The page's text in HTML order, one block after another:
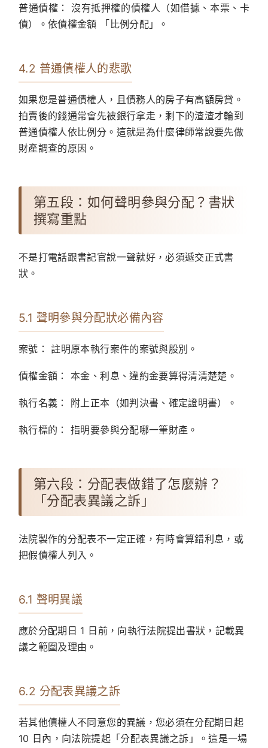
普通債權：
沒有抵押權的債權人（如借據、本票、卡
債）。依債權金額 「比例分配」。
4.2 普通債權人的悲歌
如果您是普通債權人，且債務人的房子有高額房貸。
拍賣後的錢通常會先被銀行拿走，剩下的渣渣才輪到
普通債權人依比例分。這就是為什麼律師常說要先做
財產調查的原因。
第五段：如何聲明參與分配？書狀
撰寫重點
不是打電話跟書記官說一聲就好，必須遞交正式書
狀。
5.1 聲明參與分配狀必備內容
案號： 註明原本執行案件的案號與股別。
債權金額： 本金、利息、違約金要算得清清楚楚。
執行名義： 附上正本（如判決書、確定證明書）。
執行標的： 指明要參與分配哪一筆財產。
第六段：分配表做錯了怎麼辦？
「分配表異議之訴」
法院製作的分配表不一定正確，有時會算錯利息，或
把假債權人列入。
6.1 聲明異議
應於分配期日 1 日前，向執行法院提出書狀，記載異
議之範圍及理由。
6.2 分配表異議之訴
若其他債權人不同意您的異議，您必須在分配期日起
10 日內，向法院提起「分配表異議之訴」。這是一場